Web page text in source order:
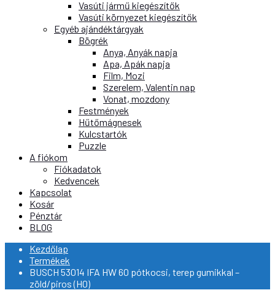
Vasúti jármű kiegészítők
Vasúti környezet kiegészítők
Egyéb ajándéktárgyak
Bögrék
Anya, Anyák napja
Apa, Apák napja
Film, Mozi
Szerelem, Valentin nap
Vonat, mozdony
Festmények
Hűtőmágnesek
Kulcstartók
Puzzle
A fiókom
Fiókadatok
Kedvencek
Kapcsolat
Kosár
Pénztár
BLOG
Kezdőlap
Termékek
BUSCH 53014 IFA HW 60 pótkocsi, terep gumikkal –
zöld/piros (H0)